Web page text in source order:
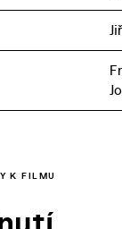
K FILMU